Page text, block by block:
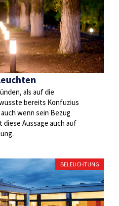
als auf die
bereits Konfuzius
wenn sein Bezug
diese Aussage auch auf
BELEUCHTUNG